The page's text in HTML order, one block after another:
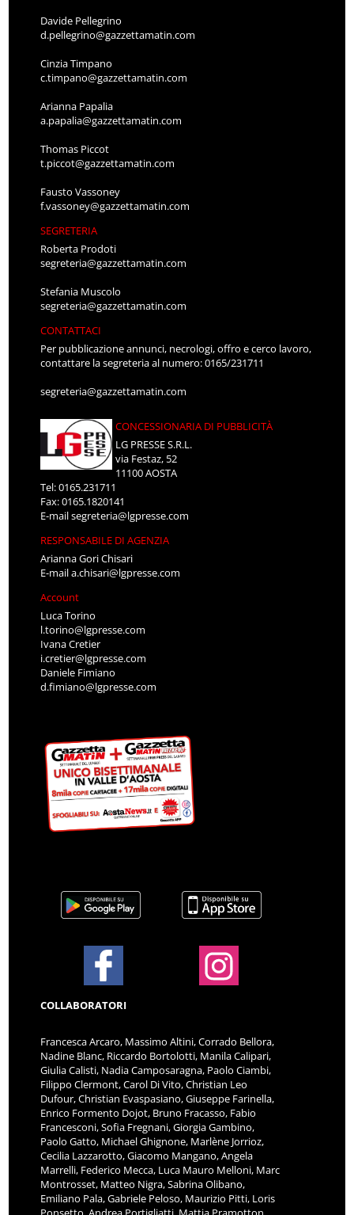
Davide Pellegrino
d.pellegrino@gazzettamatin.com
Cinzia Timpano
c.timpano@gazzettamatin.com
Arianna Papalia
a.papalia@gazzettamatin.com
Thomas Piccot
t.piccot@gazzettamatin.com
Fausto Vassoney
f.vassoney@gazzettamatin.com
SEGRETERIA
Roberta Prodoti
segreteria@gazzettamatin.com
Stefania Muscolo
segreteria@gazzettamatin.com
CONTATTACI
Per pubblicazione annunci, necrologi, offro e cerco lavoro,
contattare la segreteria al numero: 0165/231711
segreteria@gazzettamatin.com
CONCESSIONARIA DI PUBBLICITÀ
LG PRESSE S.R.L.
via Festaz, 52
11100 AOSTA
Tel: 0165.231711
Fax: 0165.1820141
E-mailsegreteria@lgpresse.com
RESPONSABILE DI AGENZIA
Arianna Gori Chisari
E-maila.chisari@lgpresse.com
Account
Luca Torino
l.torino@lgpresse.com
Ivana Cretier
i.cretier@lgpresse.com
Daniele Fimiano
d.fimiano@lgpresse.com
COLLABORATORI
Francesca Arcaro, Massimo Altini, Corrado Bellora,
Nadine Blanc, Riccardo Bortolotti, Manila Calipari,
Giulia Calisti, Nadia Camposaragna, Paolo Ciambi,
Filippo Clermont, Carol Di Vito, Christian Leo
Dufour, Christian Evaspasiano, Giuseppe Farinella,
Enrico Formento Dojot, Bruno Fracasso, Fabio
Francesconi, Sofia Fregnani, Giorgia Gambino,
Paolo Gatto, Michael Ghignone, Marlène Jorrioz,
Cecilia Lazzarotto, Giacomo Mangano, Angela
Marrelli, Federico Mecca, Luca Mauro Melloni, Marc
Montrosset, Matteo Nigra, Sabrina Olibano,
Emiliano Pala, Gabriele Peloso, Maurizio Pitti, Loris